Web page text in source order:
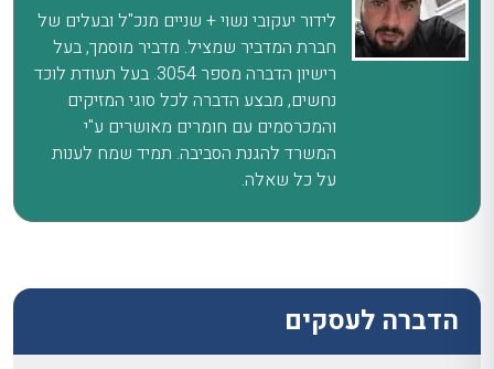
לידור יעקובי נשוי + שניים מנכ"ל ובעלים של
חברת המדביר שמציל. מדביר מוסמך, בעל
רישיון הדברה מספר 3054. בעל תעודת לוכד
נחשים, מבצע הדברה לכל סוגי המזיקים
והמכרסמים עם חומרים מאושרים ע"י
המשרד להגנת הסביבה. תמיד שמח לענות
על כל שאלה.
הדברה לעסקים